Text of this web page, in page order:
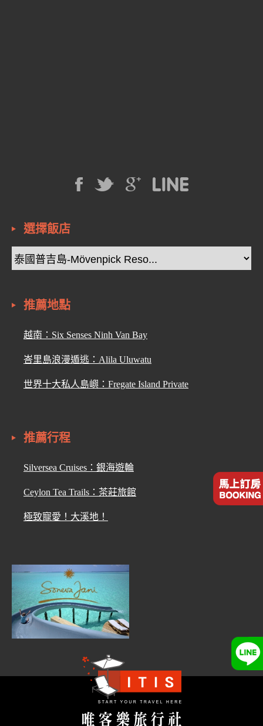
選擇飯店
推薦地點
越南：Six Senses Ninh Van Bay
峇里島浪漫遁逃：Alila Uluwatu
世界十大私人島嶼：Fregate Island Private
推薦行程
Silversea Cruises：銀海遊輪
Ceylon Tea Trails：茶莊旅館
極致寵愛！大溪地！